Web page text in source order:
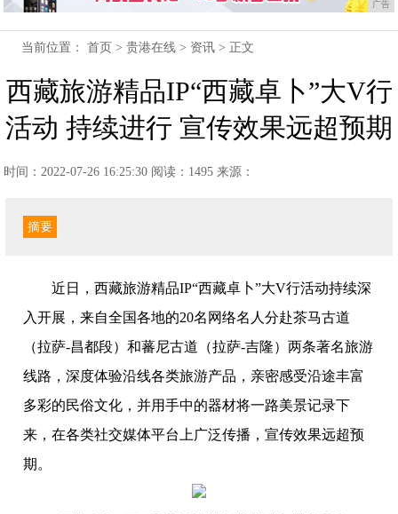
广告
当前位置：首页 >贵港在线 > 资讯 > 正文
西藏旅游精品IP“西藏卓卜”大V行
活动 持续进行 宣传效果远超预期
时间：2022-07-26 16:25:30 阅读：1495 来源：
摘要
近日，西藏旅游精品IP“西藏卓卜”大V行活动持续深
入开展，来自全国各地的20名网络名人分赴茶马古道
（拉萨-昌都段）和蕃尼古道（拉萨-吉隆）两条著名旅游
线路，深度体验沿线各类旅游产品，亲密感受沿途丰富
多彩的民俗文化，并用手中的器材将一路美景记录下
来，在各类社交媒体平台上广泛传播，宣传效果远超预
期。